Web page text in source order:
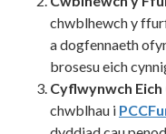
chwblhewch y
a dogfennaeth
brosesu eich
Cyflwynwch Eich
chwblhau i